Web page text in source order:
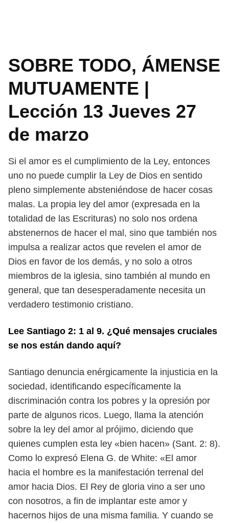
SOBRE TODO, ÁMENSE
MUTUAMENTE |
Lección 13 Jueves 27
de marzo
Si el amor es el cumplimiento de la Ley, entonces
uno no puede cumplir la Ley de Dios en sentido
pleno simplemente absteniéndose de hacer cosas
malas. La propia ley del amor (expresada en la
totalidad de las Escrituras) no solo nos ordena
abstenernos de hacer el mal, sino que también nos
impulsa a realizar actos que revelen el amor de
Dios en favor de los demás, y no solo a otros
miembros de la iglesia, sino también al mundo en
general, que tan desesperadamente necesita un
verdadero testimonio cristiano.
Lee Santiago 2: 1 al 9. ¿Qué mensajes cruciales
se nos están dando aquí?
Santiago denuncia enérgicamente la injusticia en la
sociedad, identificando específicamente la
discriminación contra los pobres y la opresión por
parte de algunos ricos. Luego, llama la atención
sobre la ley del amor al prójimo, diciendo que
quienes cumplen esta ley «bien hacen» (Sant. 2: 8).
Como lo expresó Elena G. de White: «El amor
hacia el hombre es la manifestación terrenal del
amor hacia Dios. El Rey de gloria vino a ser uno
con nosotros, a fin de implantar este amor y
hacernos hijos de una misma familia. Y cuando se